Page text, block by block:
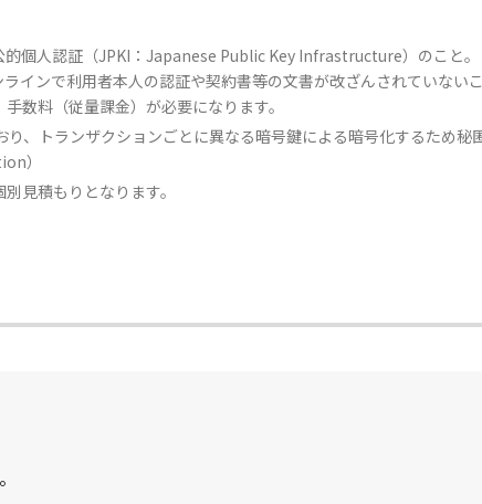
個人認証（JPKI：Japanese Public Key Infrastructure）のこと。
インで利用者本人の認証や契約書等の文書が改ざんされていない
数料（従量課金）が必要になります。
、トランザクションごとに異なる暗号鍵による暗号化するため秘
）
見積もりとなります。